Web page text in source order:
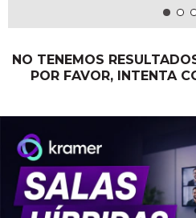
NO TENEMOS
POR FAVOR, INTENTA